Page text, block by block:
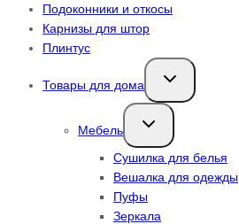
Подоконники и откосы
Карнизы для штор
Плинтус
Товары для дома
Переключить
дочернее
Мебель
Переключить
дочернее
Сушилка для белья
Вешалка для одежды
Пуфы
Зеркала